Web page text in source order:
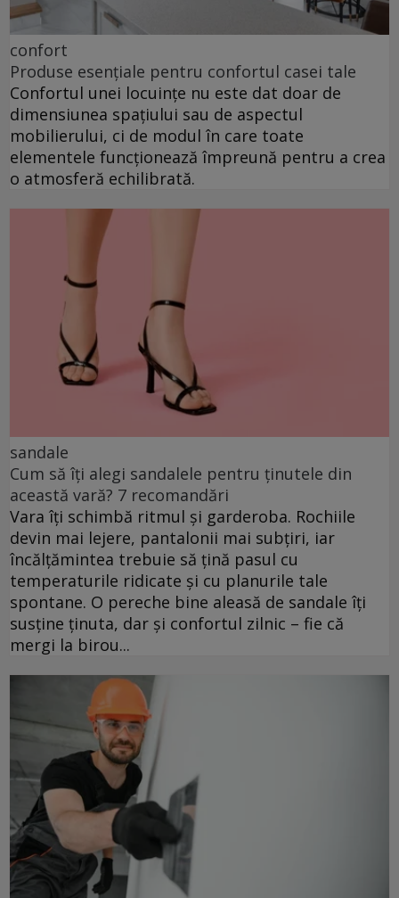
confort
Produse esențiale pentru confortul casei tale
Confortul unei locuințe nu este dat doar de
dimensiunea spațiului sau de aspectul
mobilierului, ci de modul în care toate
elementele funcționează împreună pentru a crea
o atmosferă echilibrată.
sandale
Cum să îți alegi sandalele pentru ținutele din
această vară? 7 recomandări
Vara îți schimbă ritmul și garderoba. Rochiile
devin mai lejere, pantalonii mai subțiri, iar
încălțămintea trebuie să țină pasul cu
temperaturile ridicate și cu planurile tale
spontane. O pereche bine aleasă de sandale îți
susține ținuta, dar și confortul zilnic – fie că
mergi la birou...